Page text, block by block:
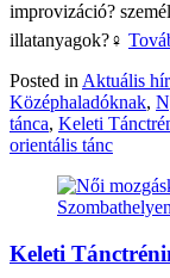
improvizáció?
illatanyagok?‍♀️
Posted in Aktuális
Középhaladóknak,
tánca, Keleti
orientális tánc
Keleti